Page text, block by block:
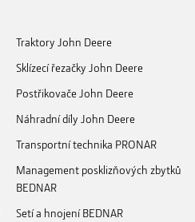
Traktory John Deere
Sklízecí řezačky John Deere
Postřikovače John Deere
Náhradní díly John Deere
Transportní technika PRONAR
Management posklizňových zbytků
BEDNAR
Setí a hnojení BEDNAR